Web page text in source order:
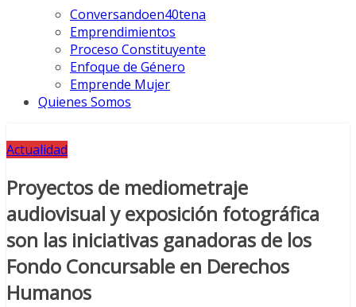
Conversandoen40tena
Emprendimientos
Proceso Constituyente
Enfoque de Género
Emprende Mujer
Quienes Somos
Actualidad
Proyectos de mediometraje
audiovisual y exposición fotográfica
son las iniciativas ganadoras de los
Fondo Concursable en Derechos
Humanos